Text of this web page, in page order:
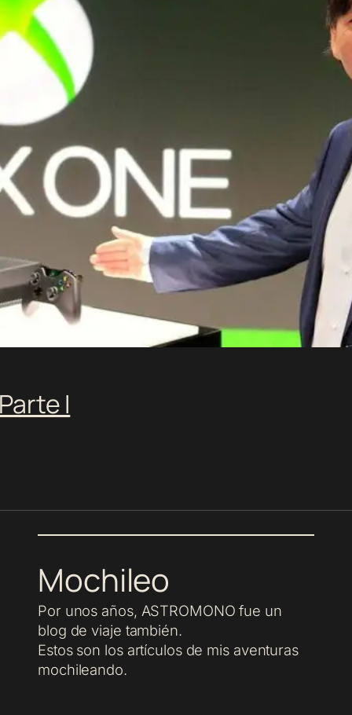
I
Mochileo
Por unos años, ASTROMONO fue un
blog de viaje también.
Estos son los artículos de mis aventuras
mochileando.